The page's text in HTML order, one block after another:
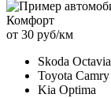
Комфорт
от 30 руб/км
Skoda Octavia
Toyota Camry
Kia Optima